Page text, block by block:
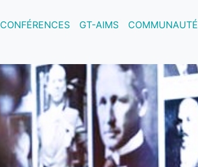
CONFÉRENCES GT-AIMS COMMUNAUTÉ